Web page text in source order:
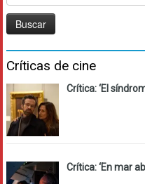
Críticas de cine
Crítica: ‘El
Crítica: ‘En mar